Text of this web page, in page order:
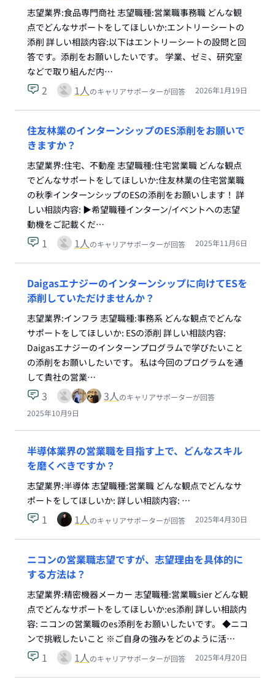
志望業界:食品専門商社 志望職種:営業職事務職 どんな観
点でどんなサポートをしてほしいか:エントリーシートの
添削 詳しい相談内容:以下はエントリーシートの設問と回
答です。添削をお願いしたいです。 学業、ゼミ、研究室
などで取り組んだ内…
2 1人のキャリアサポーターが回答 2026年1月19日
住友林業のインターンシップのES添削をお願いで
きますか？
志望業界:住宅、不動産 志望職種:住宅営業職 どんな観点
でどんなサポートをしてほしいか:住友林業の住宅営業職
の秋季インターンシップのESの添削をお願いします！ 詳
しい相談内容: ▶︎希望職種インターン/イベントへの志望
動機をご記載くだ…
1 1人のキャリアサポーターが回答 2025年11月6日
Daigasエナジーのインターンシップに向けてESを
添削していただけませんか？
志望業界:インフラ 志望職種:事務系 どんな観点でどんな
サポートをしてほしいか: ESの添削 詳しい相談内容:
Daigasエナジーのインターンプログラムで学びたいこと
の添削をお願いしたいです。 私は今回のプログラムを通
して貴社の営業…
3 3人のキャリアサポーターが回答
2025年10月9日
半導体業界の営業職を目指す上で、どんなスキル
を磨くべきですか？
志望業界:半導体 志望職種:営業職 どんな観点でどんなサ
ポートをしてほしいか: 詳しい相談内容: …
1 1人のキャリアサポーターが回答 2025年4月30日
ニコンの営業職志望ですが、志望理由を具体的に
する方法は？
志望業界:精密機器メーカー 志望職種:営業職sier どんな観
点でどんなサポートをしてほしいか:es添削 詳しい相談内
容: ニコンの営業職のes添削をお願いしたいです。 ◆ニコ
ンで挑戦したいこと ※ご自身の強みをどのように活…
1 1人のキャリアサポーターが回答 2025年4月20日